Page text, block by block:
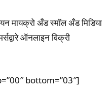
मायक्रो अँड स्मॉल अँड मिडिया
ऑनलाइन विक्री
bottom=”03″]